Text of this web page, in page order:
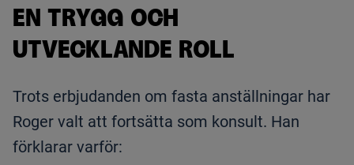
EN TRYGG OCH
UTVECKLANDE ROLL
Trots erbjudanden om fasta anställningar har
Roger valt att fortsätta som konsult. Han
förklarar varför: